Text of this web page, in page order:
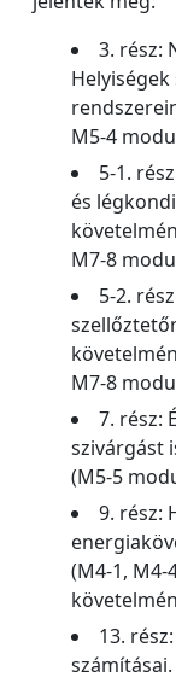
3. rész:
M5-4
5-1.
és
M7-8
5-2.
M7-8
7. rész:
szivárgást
(M5-5
9. rész:
(M4-1, M4-
13.